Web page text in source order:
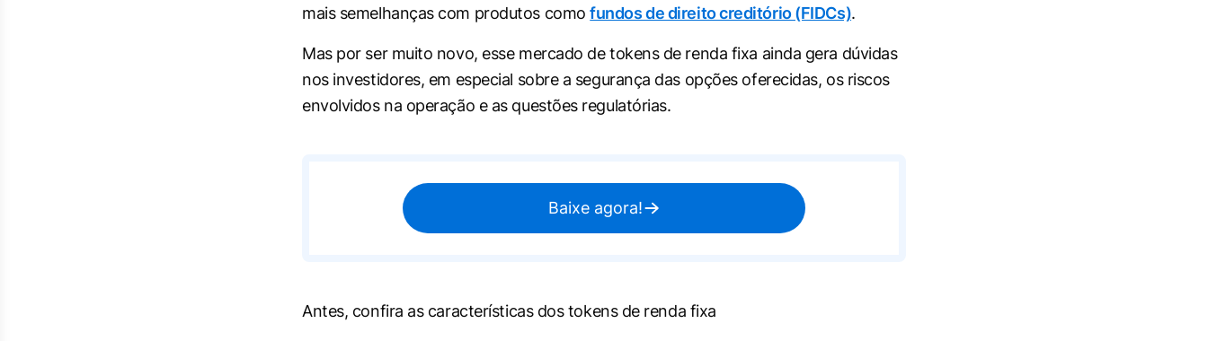
mais semelhanças com produtos comofundos de direito creditório (FIDCs).
Mas por ser muito novo, esse mercado de tokens de renda fixa ainda gera dúvidas
nos investidores, em especial sobre a segurança das opções oferecidas, os riscos
envolvidos na operação e as questões regulatórias.
Baixe agora!
Antes, confira as características dos tokens de renda fixa